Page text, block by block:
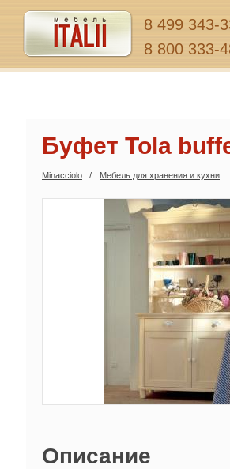
8 499 343-
8 800 333-
Буфет Tola
Minacciolo Мебель для хранения и кухни
Описание